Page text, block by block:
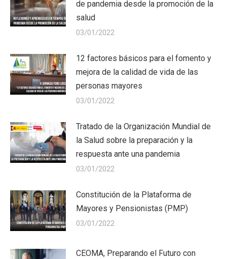
de pandemia desde la promoción de la
salud
03/01/2022
12 factores básicos para el fomento y
mejora de la calidad de vida de las
personas mayores
03/01/2022
Tratado de la Organización Mundial de
la Salud sobre la preparación y la
respuesta ante una pandemia
03/01/2022
Constitución de la Plataforma de
Mayores y Pensionistas (PMP)
03/01/2022
CEOMA, Preparando el Futuro con